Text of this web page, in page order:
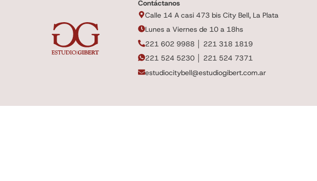
Contáctanos
Calle 14 A casi 473 bis City Bell, La Plata
Lunes a Viernes de 10 a 18hs
221 602 9988 │ 221 318 1819
221 524 5230 │ 221 524 7371
estudiocitybell@estudiogibert.com.ar